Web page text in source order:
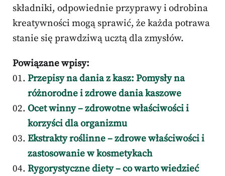
składniki, odpowiednie przyprawy i odrobina
kreatywności mogą sprawić, że każda potrawa
stanie się prawdziwą ucztą dla zmysłów.
Powiązane wpisy:
Przepisy na dania z kasz: Pomysły na
różnorodne i zdrowe dania kaszowe
Ocet winny – zdrowotne właściwości i
korzyści dla organizmu
Ekstrakty roślinne – zdrowe właściwości i
zastosowanie w kosmetykach
Rygorystyczne diety – co warto wiedzieć